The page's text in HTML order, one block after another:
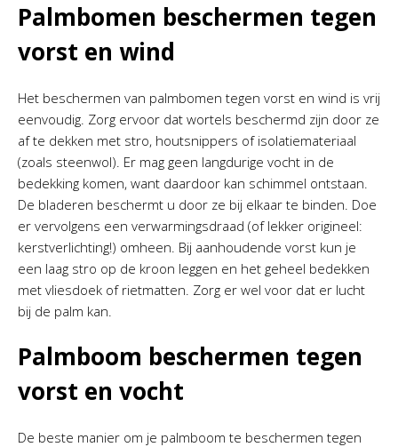
Palmbomen beschermen tegen
vorst en wind
Het beschermen van palmbomen tegen vorst en wind is vrij
eenvoudig. Zorg ervoor dat wortels beschermd zijn door ze
af te dekken met stro, houtsnippers of isolatiemateriaal
(zoals steenwol). Er mag geen langdurige vocht in de
bedekking komen, want daardoor kan schimmel ontstaan.
De bladeren beschermt u door ze bij elkaar te binden. Doe
er vervolgens een verwarmingsdraad (of lekker origineel:
kerstverlichting!) omheen. Bij aanhoudende vorst kun je
een laag stro op de kroon leggen en het geheel bedekken
met vliesdoek of rietmatten. Zorg er wel voor dat er lucht
bij de palm kan.
Palmboom beschermen tegen
vorst en vocht
De beste manier om je palmboom te beschermen tegen